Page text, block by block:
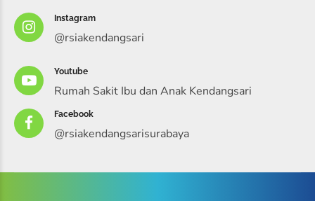
Instagram
@rsiakendangsari
Youtube
Rumah Sakit Ibu dan Anak Kendangsari
Facebook
@rsiakendangsarisurabaya